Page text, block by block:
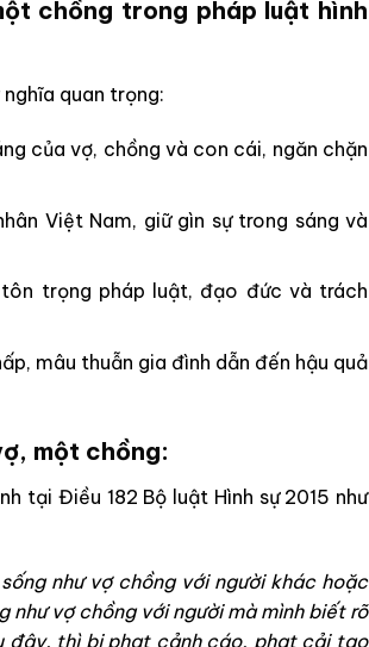
chồng trong pháp luật hình
quan trọng:
của vợ, chồng và con cái, ngăn chặn
Việt Nam, giữ gìn sự trong sáng và
trọng pháp luật, đạo đức và trách
mâu thuẫn gia đình dẫn đến hậu quả
một chồng:
tại Điều 182 Bộ luật Hình sự 2015 như
như vợ chồng với người khác hoặc
vợ chồng với người mà mình biết rõ
đây, thì bị phạt cảnh cáo, phạt cải tạo